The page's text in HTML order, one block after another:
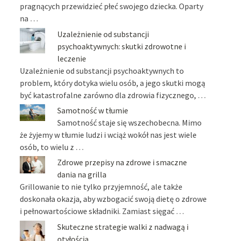
pragnących przewidzieć płeć swojego dziecka. Oparty
na …
Uzależnienie od substancji
psychoaktywnych: skutki zdrowotne i
leczenie
Uzależnienie od substancji psychoaktywnych to
problem, który dotyka wielu osób, a jego skutki mogą
być katastrofalne zarówno dla zdrowia fizycznego, …
Samotność w tłumie
Samotność staje się wszechobecna. Mimo
że żyjemy w tłumie ludzi i wciąż wokół nas jest wiele
osób, to wielu z …
Zdrowe przepisy na zdrowe i smaczne
dania na grilla
Grillowanie to nie tylko przyjemność, ale także
doskonała okazja, aby wzbogacić swoją dietę o zdrowe
i pełnowartościowe składniki. Zamiast sięgać …
Skuteczne strategie walki z nadwagą i
otyłością